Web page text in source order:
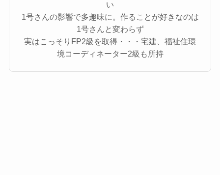
い
1号さんの影響で多趣味に。作ることが好きなのは
1号さんと変わらず
実はこっそりFP2級を取得・・・宅建、福祉住環
境コーディネーター2級も所持